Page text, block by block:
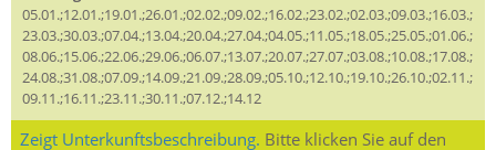
05.01.;12.01.;19.01.;26.01.;02.02.;09.02.;16.02.;23.02.;02.03.;09.03.;16.03.;
23.03.;30.03.;07.04.;13.04.;20.04.;27.04.;04.05.;11.05.;18.05.;25.05.;01.06.;
08.06.;15.06.;22.06.;29.06.;06.07.;13.07.;20.07.;27.07.;03.08.;10.08.;17.08.;
24.08.;31.08.;07.09.;14.09.;21.09.;28.09.;05.10.;12.10.;19.10.;26.10.;02.11.;
09.11.;16.11.;23.11.;30.11.;07.12.;14.12
Zeigt Unterkunftsbeschreibung. Bitte klicken Sie auf den